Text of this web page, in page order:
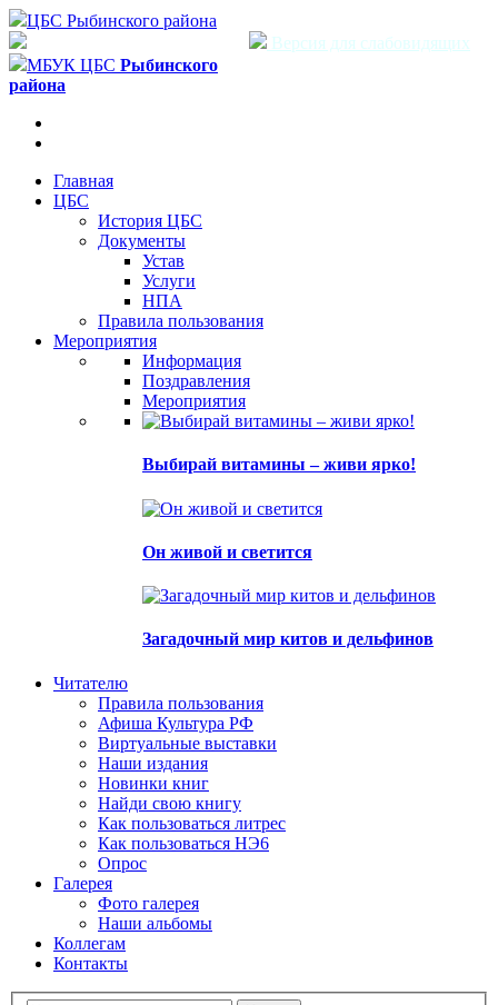
ЦБС Рыбинского района
Версия для слабовидящих
МБУК ЦБС Рыбинского
района
Главная
ЦБС
История ЦБС
Документы
Устав
Услуги
НПА
Правила пользования
Мероприятия
Информация
Поздравления
Мероприятия
Выбирай витамины – живи ярко!
Он живой и светится
Загадочный мир китов и дельфинов
Читателю
Правила пользования
Афиша Культура РФ
Виртуальные выставки
Наши издания
Новинки книг
Найди свою книгу
Как пользоваться литрес
Как пользоваться НЭ6
Опрос
Галерея
Фото галерея
Наши альбомы
Коллегам
Контакты